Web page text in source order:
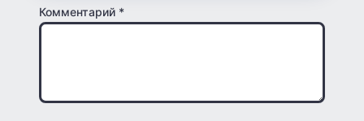
Комментарий *